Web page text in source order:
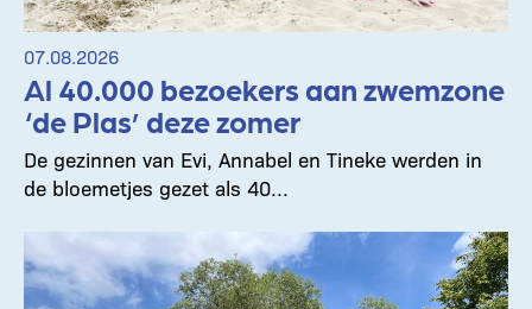
07.08.2026
Al 40.000 bezoekers aan zwemzone
‘de Plas’ deze zomer
De gezinnen van Evi, Annabel en Tineke werden in
de bloemetjes gezet als 40...